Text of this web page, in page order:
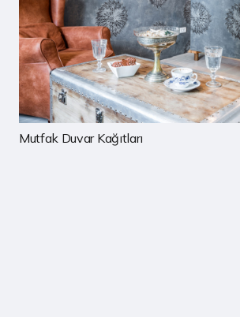
Mutfak Duvar Kağıtları